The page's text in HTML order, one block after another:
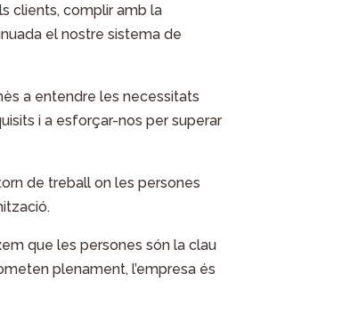
clients, complir amb la
el nostre sistema de
a entendre les necessitats
i a esforçar-nos per superar
de treball on les persones
que les persones són la clau
plenament, l’empresa és